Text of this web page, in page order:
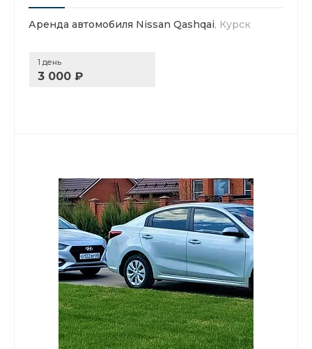
Аренда автомобиля Nissan Qashqai, Курск
1 день
3 000 ₽